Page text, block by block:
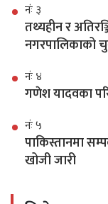
नंः ३
तथ्यहीन र
नगरपालिकाको
नंः ४
गणेश यादवका
नंः ५
पाकिस्तानमा
खोजी जारी